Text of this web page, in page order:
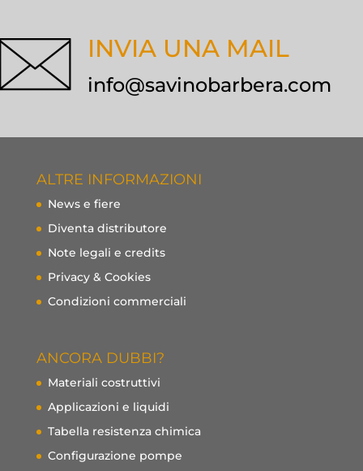
INVIA UNA MAIL
info@savinobarbera.com
ALTRE INFORMAZIONI
News e fiere
Diventa distributore
Note legali e credits
Privacy & Cookies
Condizioni commerciali
ANCORA DUBBI?
Materiali costruttivi
Applicazioni e liquidi
Tabella resistenza chimica
Configurazione pompe